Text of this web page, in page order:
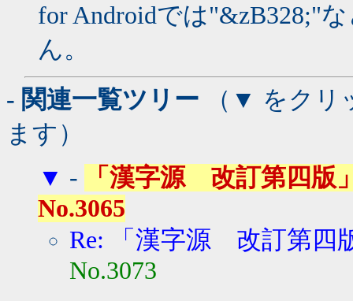
for Androidでは"&zB328;"
ん。
- 関連一覧ツリー （▼ をクリ
ます）
▼ -
「漢字源 改訂第四版
No.3065
Re: 「漢字源 改訂第四
No.3073